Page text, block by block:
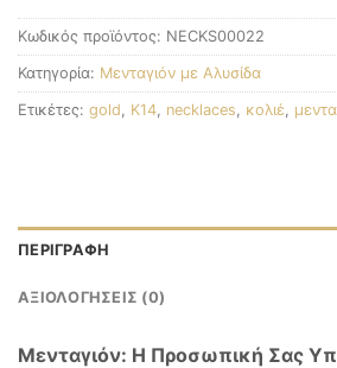
Κωδικός προϊόντος: NECKS00022
Κατηγορία: Μενταγιόν με Αλυσίδα
Ετικέτες: gold K14 necklaces κολιέ
ΠΕΡΙΓΡΑΦΉ
ΑΞΙΟΛΟΓΉΣΕΙΣ (0)
Μενταγιόν: Η Προσωπική Σας